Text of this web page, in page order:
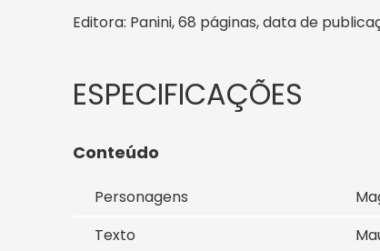
Editora: Panini, 68 páginas, data de
Conteúdo
Personagens
Texto